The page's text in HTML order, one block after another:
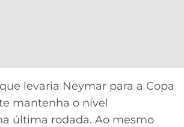
levaria Neymar para a Copa
mantenha o nível
última rodada. Ao mesmo